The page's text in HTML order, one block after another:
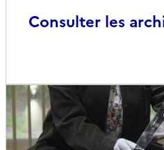
Consulter les